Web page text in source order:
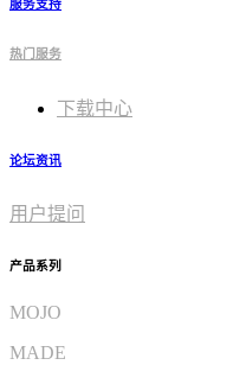
服务支持
热门服务
下载中心
论坛资讯
用户提问
产品系列
MOJO
MADE